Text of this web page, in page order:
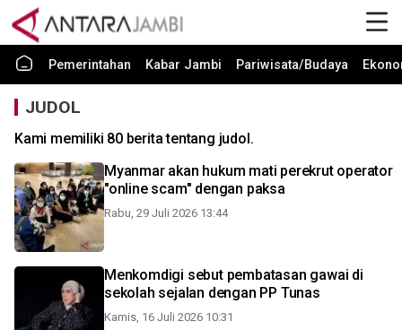
Pemerintahan Kabar Jambi Pariwisata/Budaya
JUDOL
Kami memiliki 80 berita tentang judol.
Myanmar akan hukum mati perekrut operator
"online scam" dengan paksa
Rabu, 29 Juli 2026 13:44
Menkomdigi sebut pembatasan gawai di
sekolah sejalan dengan PP Tunas
Kamis, 16 Juli 2026 10:31